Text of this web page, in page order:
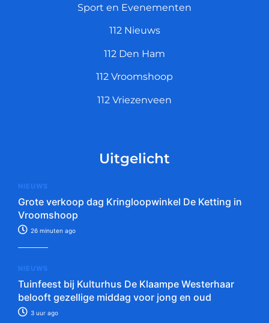
Sport en Evenementen
112 Nieuws
112 Den Ham
112 Vroomshoop
112 Vriezenveen
Uitgelicht
NIEUWS
Grote verkoop dag Kringloopwinkel De Ketting in
Vroomshoop
26 minuten ago
NIEUWS
Tuinfeest bij Kulturhus De Klaampe Westerhaar
belooft gezellige middag voor jong en oud
3 uur ago